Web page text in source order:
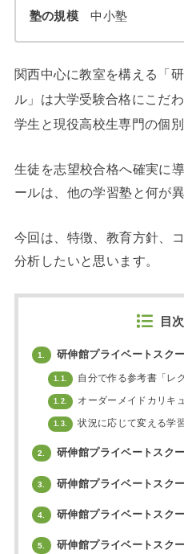
塾の規模中小塾
関西中心に教室を構える「
ル」は大学受験合格にこだ
学生と現役高校生専門の個別
生徒を志望校合格へ確実に
ールは、他の学習塾と何が
今回は、特徴、教育方針、
分析したいと思います。
目次
1. 研伸館プライベートスク
1.1. 自分で作る参考書「レ
1.2. オーダーメイドカリキ
1.3. 状況に応じて変える学
2. 研伸館プライベートスク
3. 研伸館プライベートスク
4. 研伸館プライベートスク
5. 研伸館プライベートスク